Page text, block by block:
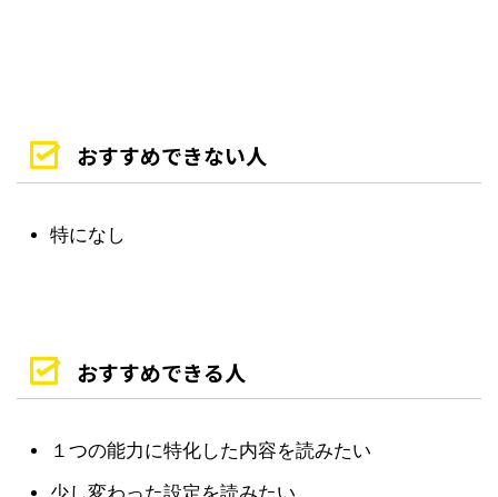
おすすめできない人
特になし
おすすめできる人
１つの能力に特化した内容を読みたい